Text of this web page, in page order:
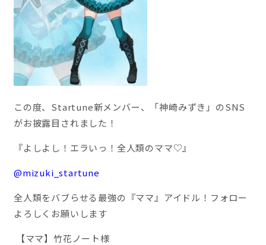
この度、Startune新メンバー、「神崎みずき」のSNS
がお披露目されました！
『よしよし！エラいっ！全人類のママ♡』
@mizuki_startune
全人類をバブらせる最強の『ママ』アイドル！ フォロー
よろしくお願いします
【ママ】竹花ノート様